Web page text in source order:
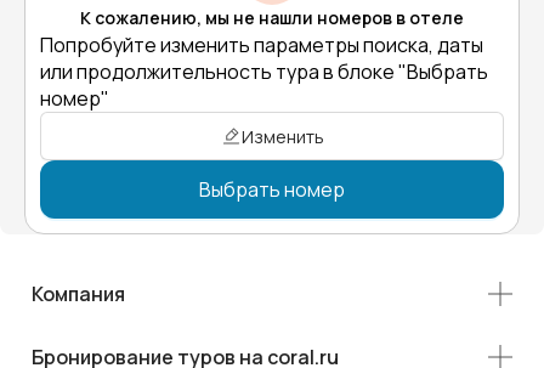
К сожалению, мы не нашли номеров в отеле
Попробуйте изменить параметры поиска, даты
или продолжительность тура в блоке "Выбрать
номер"
Изменить
Выбрать номер
Компания
Бронирование туров на coral.ru